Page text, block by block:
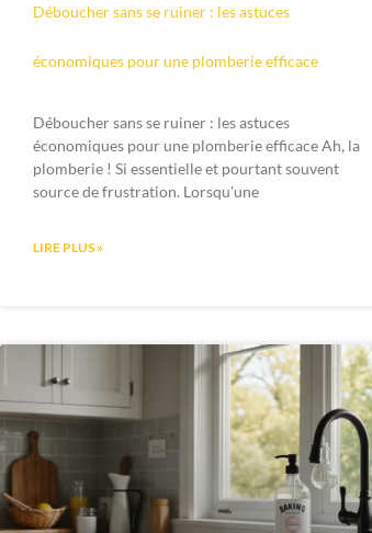
Déboucher sans se ruiner : les astuces
économiques pour une plomberie efficace
Déboucher sans se ruiner : les astuces
économiques pour une plomberie efficace Ah, la
plomberie ! Si essentielle et pourtant souvent
source de frustration. Lorsqu’une
LIRE PLUS »